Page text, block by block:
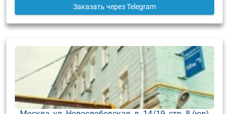
Заказать через Telegram